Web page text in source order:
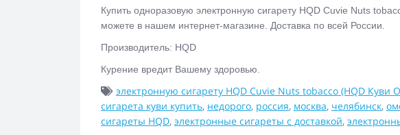
Купить одноразовую электронную сигарету HQD Cuvie Nuts
можете в нашем интернет-магазине. Доставка по всей России.
Производитель: HQD
Курение вредит Вашему здоровью.
электронную сигарету HQD Cuvie Nuts tobacco (HQD Куви
сигарета куви купить, недорого, россия, москва, челябинск,
сигареты HQD, электронные сигареты с доставкой,